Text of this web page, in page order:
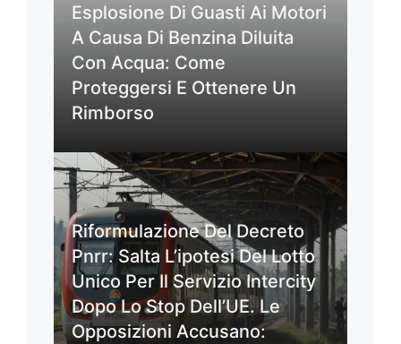
Esplosione Di Guasti Ai Motori
A Causa Di Benzina Diluita
Con Acqua: Come
Proteggersi E Ottenere Un
Rimborso
Riformulazione Del Decreto
Pnrr: Salta L’ipotesi Del Lotto
Unico Per Il Servizio Intercity
Dopo Lo Stop Dell’UE. Le
Opposizioni Accusano: